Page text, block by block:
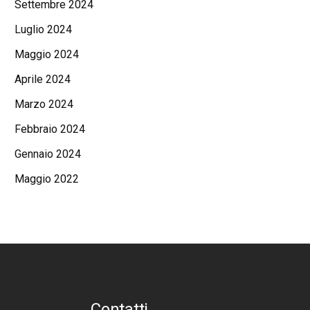
Settembre 2024
Luglio 2024
Maggio 2024
Aprile 2024
Marzo 2024
Febbraio 2024
Gennaio 2024
Maggio 2022